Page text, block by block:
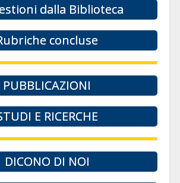
dalla Biblioteca
concluse
PUBBLICAZIONI
E RICERCHE
DICONO DI NOI